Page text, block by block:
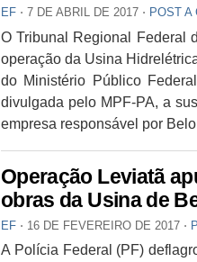
EF ⋅ 7 DE ABRIL DE 2017 ⋅ POST A
O Tribunal Regional Federal
operação da Usina
do Ministério Público
divulgada pelo MPF-PA, a
empresa responsável por
Operação Leviatã
obras da Usina de
EF ⋅ 16 DE FEVEREIRO DE 2017 ⋅
A Polícia Federal (PF)